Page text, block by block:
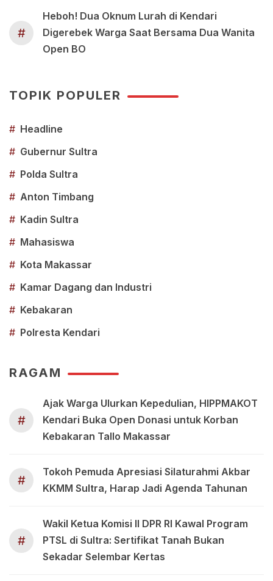
#
Heboh! Dua Oknum Lurah di Kendari
Digerebek Warga Saat Bersama Dua Wanita
Open BO
TOPIK POPULER
# Headline
# Gubernur Sultra
# Polda Sultra
# Anton Timbang
# Kadin Sultra
# Mahasiswa
# Kota Makassar
# Kamar Dagang dan Industri
# Kebakaran
# Polresta Kendari
RAGAM
#
Ajak Warga Ulurkan Kepedulian, HIPPMAKOT
Kendari Buka Open Donasi untuk Korban
Kebakaran Tallo Makassar
#
Tokoh Pemuda Apresiasi Silaturahmi Akbar
KKMM Sultra, Harap Jadi Agenda Tahunan
#
Wakil Ketua Komisi II DPR RI Kawal Program
PTSL di Sultra: Sertifikat Tanah Bukan
Sekadar Selembar Kertas